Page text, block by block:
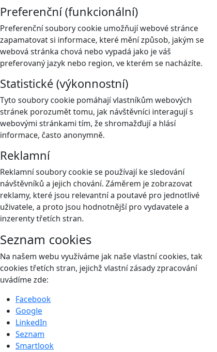
Preferenční (funkcionální)
Preferenční soubory cookie umožňují webové stránce
zapamatovat si informace, které mění způsob, jakým se
webová stránka chová nebo vypadá jako je váš
preferovaný jazyk nebo region, ve kterém se nacházíte.
Statistické (výkonnostní)
Tyto soubory cookie pomáhají vlastníkům webových
stránek porozumět tomu, jak návštěvníci interagují s
webovými stránkami tím, že shromažďují a hlásí
informace, často anonymně.
Reklamní
Reklamní soubory cookie se používají ke sledování
návštěvníků a jejich chování. Záměrem je zobrazovat
reklamy, které jsou relevantní a poutavé pro jednotlivé
uživatele, a proto jsou hodnotnější pro vydavatele a
inzerenty třetích stran.
Seznam cookies
Na našem webu využíváme jak naše vlastní cookies, tak
cookies třetích stran, jejichž vlastní zásady zpracování
uvádíme zde:
Facebook
Google
LinkedIn
Seznam
Smartlook